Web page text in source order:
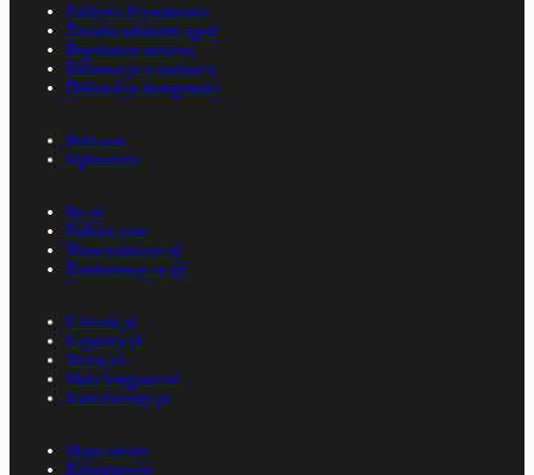
Polityka Prywatności
Zmiana ustawień zgód
Regulamin serwisu
Informacje o nadawcy
Deklaracja dostępności
Reklama
Ogłoszenia
Rp.pl
Parkiet.com
Wiescirolnicze.pl
Konferencje.rp.pl
E-kiosk.pl
E-gazety.pl
Nexto.pl
Mała księgowość
Kancelarierp.pl
Mapa strony
Kalendarium